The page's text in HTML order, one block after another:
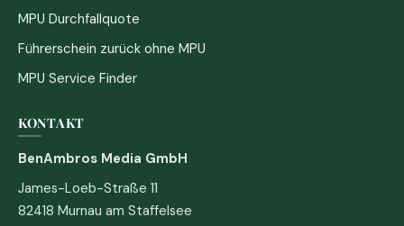
MPU Durchfallquote
Führerschein zurück ohne MPU
MPU Service Finder
KONTAKT
BenAmbros Media GmbH
James-Loeb-Straße 11
82418 Murnau am Staffelsee